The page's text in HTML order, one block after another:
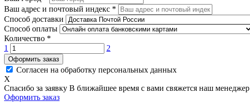
Ваш адрес и почтовый индекс *
Способ доставки
Способ оплаты
Количество *
1
2
Оформить заказ
Согласен на обработку персональных данных
X
Спасибо за заявку В ближайшее время с вами свяжется наш менеджер
Оформить заказ